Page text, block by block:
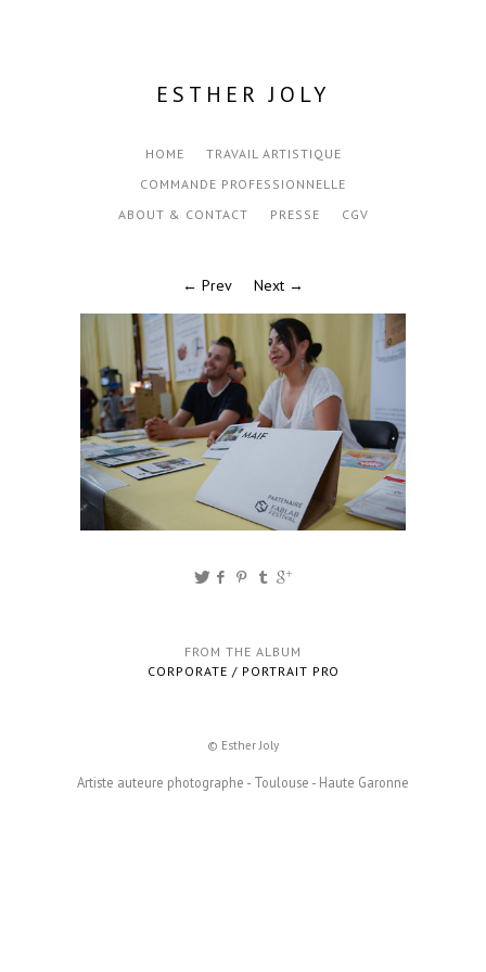
ESTHER JOLY
HOME
TRAVAIL ARTISTIQUE
COMMANDE PROFESSIONNELLE
ABOUT & CONTACT
PRESSE CGV
← Prev Next →
FROM THE ALBUM
CORPORATE / PORTRAIT PRO
© Esther Joly
Artiste auteure photographe - Toulouse - Haute Garonne